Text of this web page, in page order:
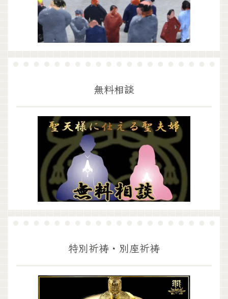
無料相談
特別祈祷・別座祈祷